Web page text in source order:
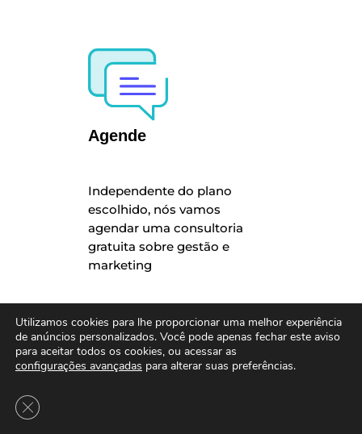
Agende
Independente do plano
escolhido, nós vamos
agendar uma consultoria
gratuita sobre gestão e
marketing
Utilizamos cookies para lhe proporcionar uma melhor experiência
de anúncios personalizados. Você pode apenas fechar este aviso
para aceitar todos os cookies, ou acessar as
configurações avançadas para alterar suas preferências.
Close GDPR Cookie Banner